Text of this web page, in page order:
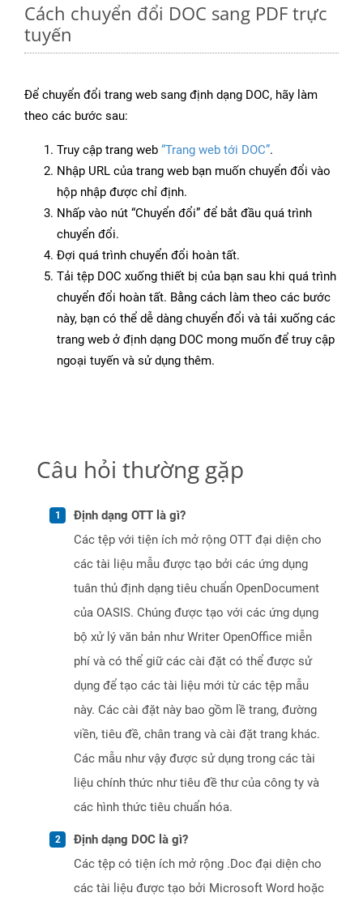
Cách chuyển đổi DOC sang PDF trực
tuyến
Để chuyển đổi trang web sang định dạng DOC, hãy làm
theo các bước sau:
Truy cập trang web “Trang web tới DOC”.
Nhập URL của trang web bạn muốn chuyển đổi vào
hộp nhập được chỉ định.
Nhấp vào nút “Chuyển đổi” để bắt đầu quá trình
chuyển đổi.
Đợi quá trình chuyển đổi hoàn tất.
Tải tệp DOC xuống thiết bị của bạn sau khi quá trình
chuyển đổi hoàn tất. Bằng cách làm theo các bước
này, bạn có thể dễ dàng chuyển đổi và tải xuống các
trang web ở định dạng DOC mong muốn để truy cập
ngoại tuyến và sử dụng thêm.
Câu hỏi thường gặp
Định dạng OTT là gì?
Các tệp với tiện ích mở rộng OTT đại diện cho
các tài liệu mẫu được tạo bởi các ứng dụng
tuân thủ định dạng tiêu chuẩn OpenDocument
của OASIS. Chúng được tạo với các ứng dụng
bộ xử lý văn bản như Writer OpenOffice miễn
phí và có thể giữ các cài đặt có thể được sử
dụng để tạo các tài liệu mới từ các tệp mẫu
này. Các cài đặt này bao gồm lề trang, đường
viền, tiêu đề, chân trang và cài đặt trang khác.
Các mẫu như vậy được sử dụng trong các tài
liệu chính thức như tiêu đề thư của công ty và
các hình thức tiêu chuẩn hóa.
Định dạng DOC là gì?
Các tệp có tiện ích mở rộng .Doc đại diện cho
các tài liệu được tạo bởi Microsoft Word hoặc